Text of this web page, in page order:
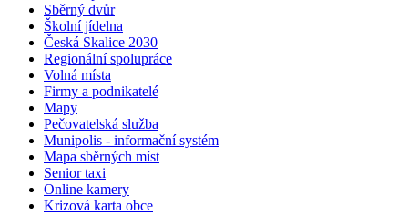
Sběrný dvůr
Školní jídelna
Česká Skalice 2030
Regionální spolupráce
Volná místa
Firmy a podnikatelé
Mapy
Pečovatelská služba
Munipolis - informační systém
Mapa sběrných míst
Senior taxi
Online kamery
Krizová karta obce